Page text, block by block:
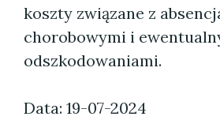
koszty związane z
chorobowymi i
odszkodowaniami.
Data: 19-07-2024